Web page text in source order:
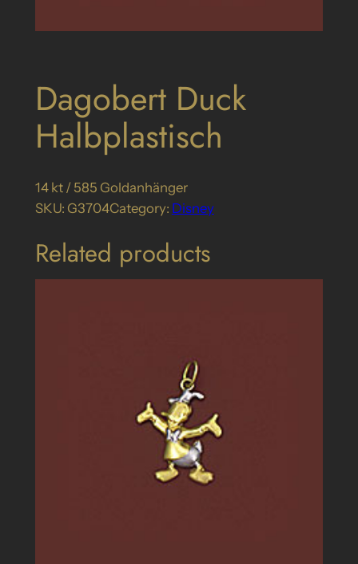
Dagobert Duck
Halbplastisch
14 kt / 585 Goldanhänger
SKU: G3704Category: Disney
Related products